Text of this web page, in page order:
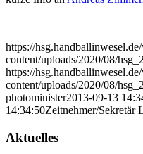
https://
content/uploads/2020/08/
https://
content/uploads/2020/08/
photominister2013-09-13
14:34:50Zeitnehmer/Sekretär
Aktuelles